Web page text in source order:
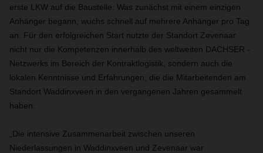
erste LKW auf die Baustelle. Was zunächst mit einem einzigen
Anhänger begann, wuchs schnell auf mehrere Anhänger pro Tag
an. Für den erfolgreichen Start nutzte der Standort Zevenaar
nicht nur die Kompetenzen innerhalb des weltweiten DACHSER -
Netzwerks im Bereich der Kontraktlogistik, sondern auch die
lokalen Kenntnisse und Erfahrungen, die die Mitarbeitenden am
Standort Waddinxveen in den vergangenen Jahren gesammelt
haben.
„Die intensive Zusammenarbeit zwischen unseren
Niederlassungen in Waddinxveen und Zevenaar war